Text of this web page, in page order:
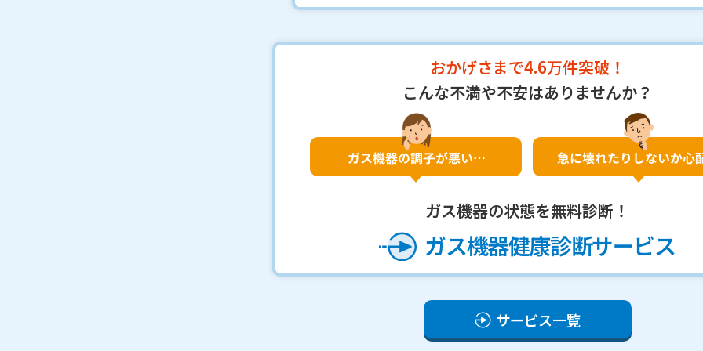
おかげさまで4.6万件突破！
こんな不満や不安はありませんか？
ガス機器の状態を無料診断！
ガス機器健康診断サービス
サービス一覧